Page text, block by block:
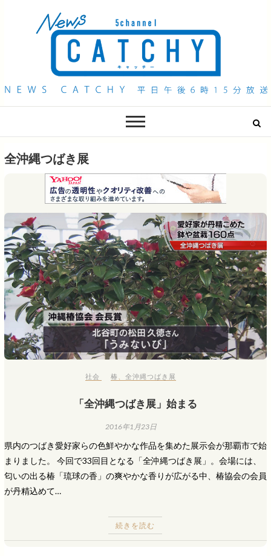
QAB NEWS Headline
全沖縄つばき展
社会 椿 、全沖縄つばき展
「全沖縄つばき展」始まる
2016年1月23日
県内のつばき愛好家らの色鮮やかな作品を集めた展示会が那覇市で始
まりました。 今回で33回目となる「全沖縄つばき展」。会場には、
匂いの出る椿「琉球の香」の爽やかな香りが広がる中、椿協会の会員
が丹精込めて…
続きを読む